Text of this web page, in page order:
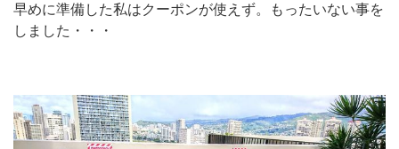
早めに準備した私はクーポンが使えず。もったいない事を
しました・・・